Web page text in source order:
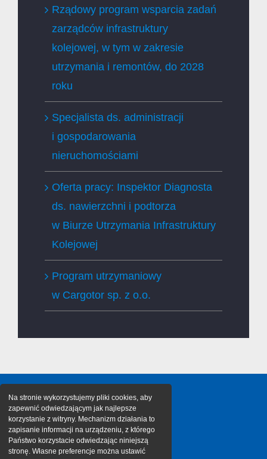
Rządowy program wsparcia zadań
zarządców infrastruktury
kolejowej, w tym w zakresie
utrzymania i remontów, do 2028
roku
Specjalista ds. administracji
i gospodarowania
nieruchomościami
Oferta pracy: Inspektor Diagnosta
ds. nawierzchni i podtorza
w Biurze Utrzymania Infrastruktury
Kolejowej
Program utrzymaniowy
w Cargotor sp. z o.o.
Na stronie wykorzystujemy pliki cookies, aby
zapewnić odwiedzającym jak najlepsze
korzystanie z witryny. Mechanizm działania to
zapisanie informacji na urządzeniu, z którego
Państwo korzystacie odwiedzając niniejszą
stronę. Własne preferencje można ustawić